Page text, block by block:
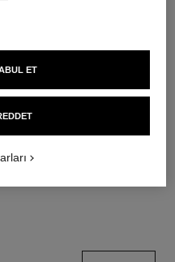
Doğal Bi̇ti̇şli̇ Toz Pudra.
Seyahat Dostu Tasarim
10 seçeneği ton
ET